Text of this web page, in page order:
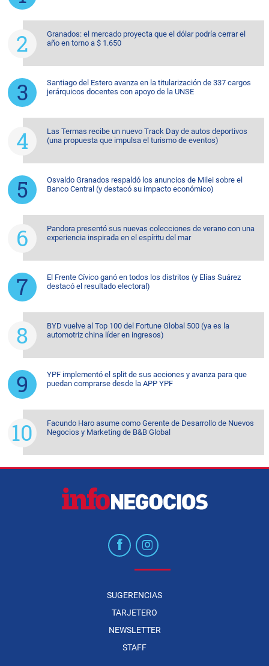
Granados: el mercado proyecta que el dólar podría cerrar el
año en torno a $ 1.650
Santiago del Estero avanza en la titularización de 337 cargos
jerárquicos docentes con apoyo de la UNSE
Las Termas recibe un nuevo Track Day de autos deportivos
(una propuesta que impulsa el turismo de eventos)
Osvaldo Granados respaldó los anuncios de Milei sobre el
Banco Central (y destacó su impacto económico)
Pandora presentó sus nuevas colecciones de verano con una
experiencia inspirada en el espíritu del mar
El Frente Cívico ganó en todos los distritos (y Elías Suárez
destacó el resultado electoral)
BYD vuelve al Top 100 del Fortune Global 500 (ya es la
automotriz china líder en ingresos)
YPF implementó el split de sus acciones y avanza para que
puedan comprarse desde la APP YPF
Facundo Haro asume como Gerente de Desarrollo de Nuevos
Negocios y Marketing de B&B Global
SUGERENCIAS
TARJETERO
NEWSLETTER
STAFF